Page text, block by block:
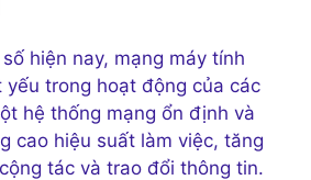
hiện nay, mạng máy tính
trong hoạt động của các
hệ thống mạng ổn định và
cao hiệu suất làm việc, tăng
tác và trao đổi thông tin.